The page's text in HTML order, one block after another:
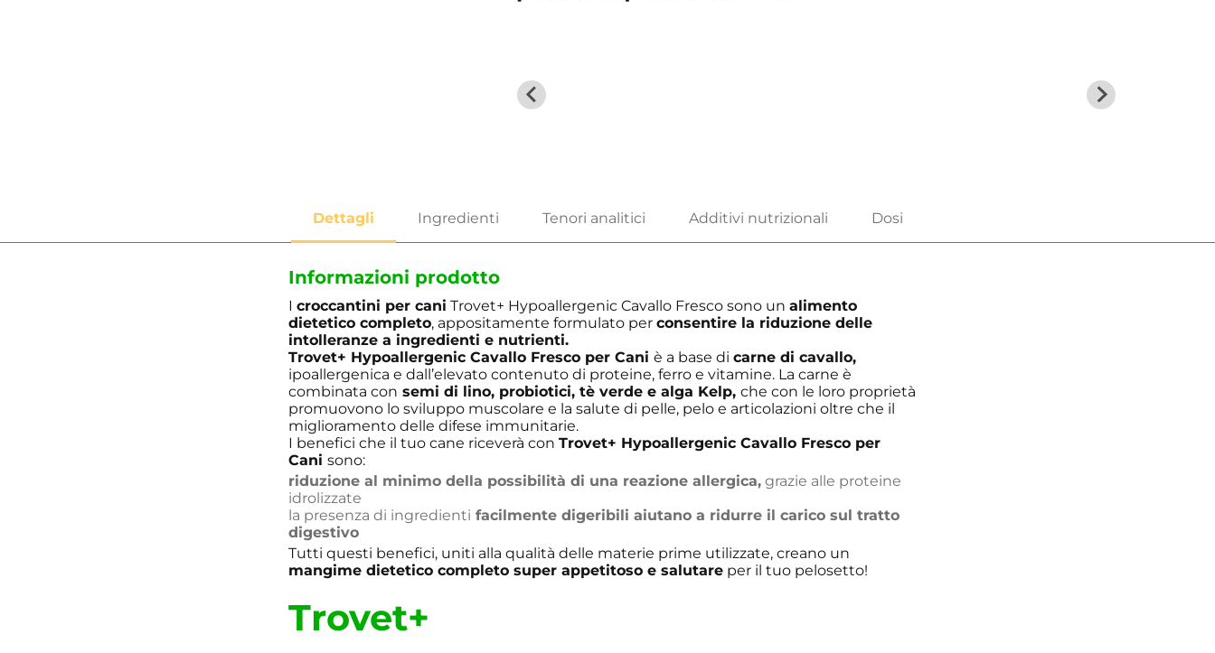
Informazioni prodotto
Icroccantini per cani Trovet+ Hypoallergenic Cavallo Fresco sono unalimento
dietetico completo, appositamente formulato perconsentire la riduzione delle
intolleranze a ingredienti e nutrienti.
Trovet+ Hypoallergenic Cavallo Fresco per Caniè a base dicarne di cavallo,
ipoallergenica e dall’elevato contenuto di proteine, ferro e vitamine. La carne è
combinata con semi di lino, probiotici, tè verde ealga Kelp,che con le loro proprietà
promuovono lo sviluppo muscolare e la salute di pelle, pelo e articolazioni oltre che il
miglioramento delle difese immunitarie.
I benefici che il tuo cane riceverà conTrovet+ Hypoallergenic Cavallo Fresco per
Canisono:
riduzione al minimo della possibilità di una reazione allergica, grazie alle proteine
idrolizzate
la presenza di ingredienti facilmente digeribili aiutano a ridurre il carico sul tratto
digestivo
Tutti questi benefici, uniti alla qualità delle materie prime utilizzate, creano un
mangime dietetico completo super appetitoso e salutare per il tuo pelosetto!
Trovet+